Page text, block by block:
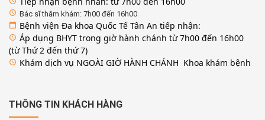
access_time Bác sĩ thăm khám: 7h00 đến 16h00
calendar_today Bệnh viện Đa khoa Quốc Tế Tân An tiếp nhận:
access_time Áp dụng BHYT trong giờ hành chánh từ 7h00 đến 16h00
(từ Thứ 2 đến thứ 7)
access_time Khám dịch vụ NGOÀI GIỜ HÀNH CHÁNH Khoa khám bệnh
THÔNG TIN KHÁCH HÀNG